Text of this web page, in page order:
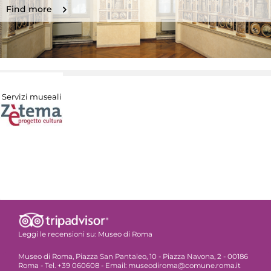
Find more
Servizi museali
Leggi le recensioni su: Museo di Roma
Museo di Roma, Piazza San Pantaleo, 10 - Piazza Navona, 2 - 00186
Roma - Tel. +39 060608 - Email: museodiroma@comune.roma.it